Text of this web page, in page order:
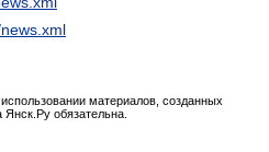
материалов, созданных
обязательна.